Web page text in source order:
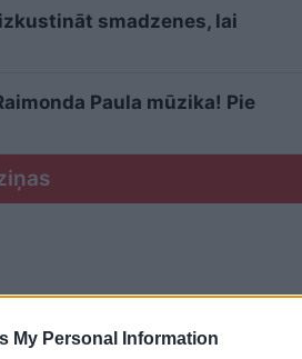
My Personal Information
smadzenes, lai
Paula mūzika! Pie